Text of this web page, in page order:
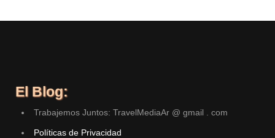
El Blog:
Trabajemos Juntos: TravelMediaAr @ gmail . com
Políticas de Privacidad